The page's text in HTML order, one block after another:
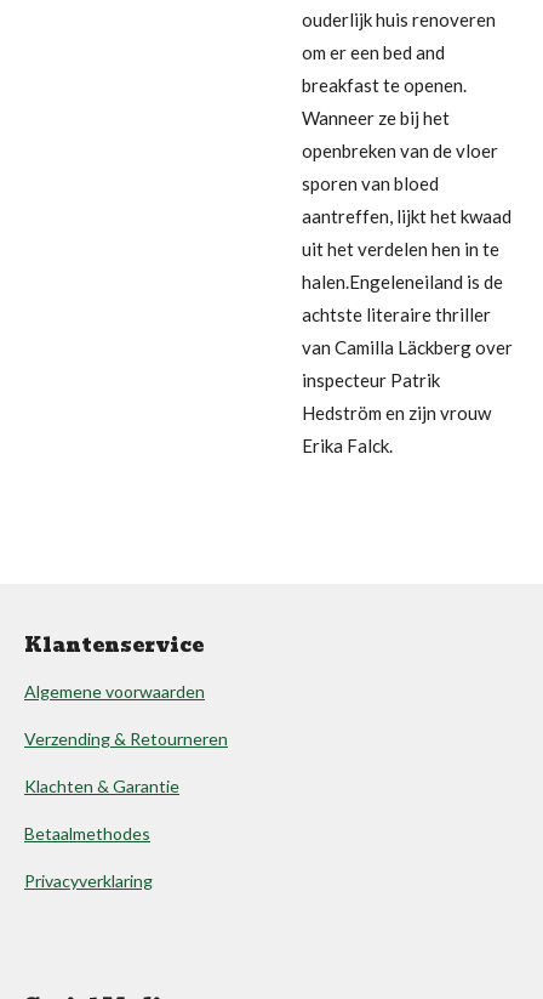
ouderlijk huis renoveren
om er een bed and
breakfast te openen.
Wanneer ze bij het
openbreken van de vloer
sporen van bloed
aantreffen, lijkt het kwaad
uit het verdelen hen in te
halen.Engeleneiland is de
achtste literaire thriller
van Camilla Läckberg over
inspecteur Patrik
Hedström en zijn vrouw
Erika Falck.
Klantenservice
Algemene voorwaarden
Verzending & Retourneren
Klachten & Garantie
Betaalmethodes
Privacyverklaring